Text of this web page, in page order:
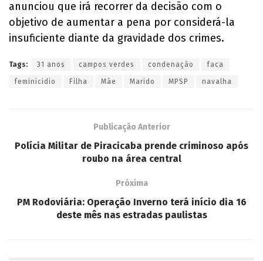
anunciou que irá recorrer da decisão com o
objetivo de aumentar a pena por considerá-la
insuficiente diante da gravidade dos crimes.
Tags: 31 anos campos verdes condenação faca
feminicidio Filha Mãe Marido MPSP navalha
Publicação Anterior
Polícia Militar de Piracicaba prende criminoso após
roubo na área central
Próxima
PM Rodoviária: Operação Inverno terá início dia 16
deste mês nas estradas paulistas